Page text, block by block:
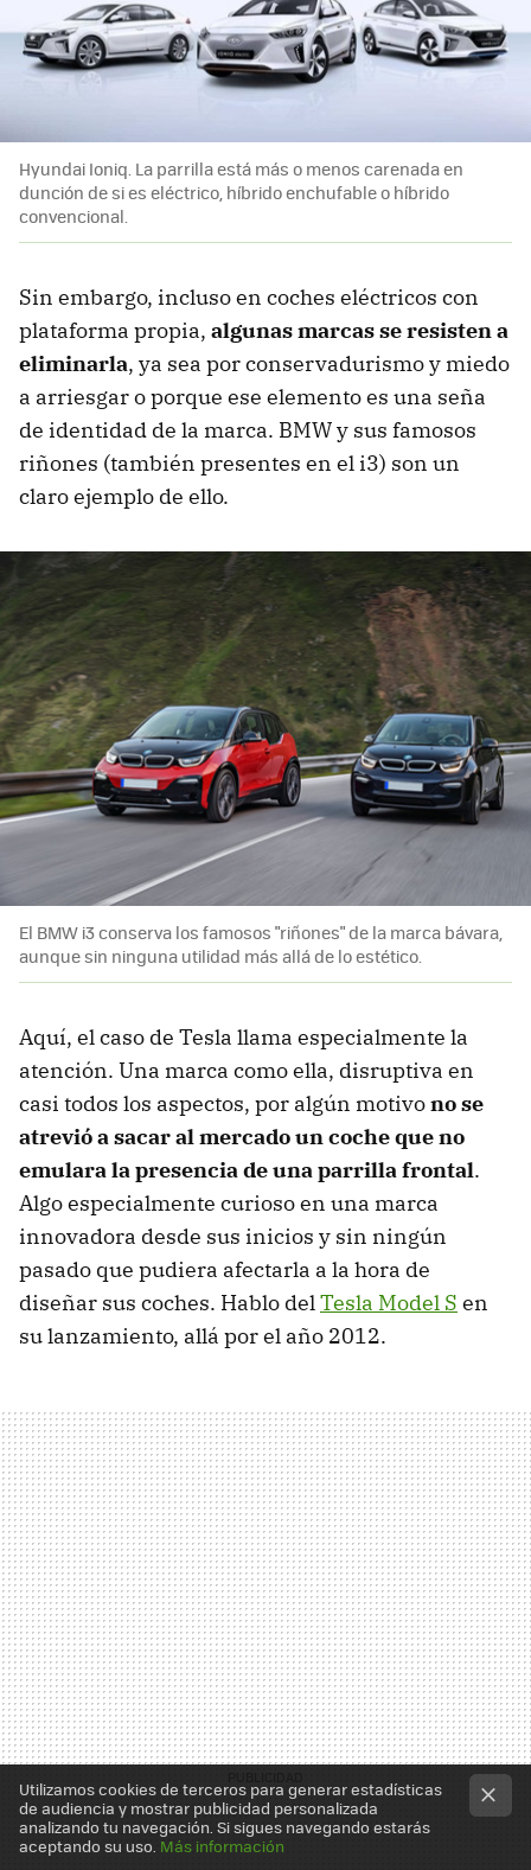
Hyundai Ioniq. La parrilla está más o menos carenada en
dunción de si es eléctrico, híbrido enchufable o híbrido
convencional.
Sin embargo, incluso en coches eléctricos con
plataforma propia, algunas marcas se resisten a
eliminarla, ya sea por conservadurismo y miedo
a arriesgar o porque ese elemento es una seña
de identidad de la marca. BMW y sus famosos
riñones (también presentes en el i3) son un
claro ejemplo de ello.
El BMW i3 conserva los famosos "riñones" de la marca bávara,
aunque sin ninguna utilidad más allá de lo estético.
Aquí, el caso de Tesla llama especialmente la
atención. Una marca como ella, disruptiva en
casi todos los aspectos, por algún motivono se
atrevió a sacar al mercado un coche que no
emulara la presencia de una parrilla frontal.
Algo especialmente curioso en una marca
innovadora desde sus inicios y sin ningún
pasado que pudiera afectarla a la hora de
diseñar sus coches. Hablo delTesla Model S en
su lanzamiento, allá por el año 2012.
Utilizamos cookies de terceros para generar estadísticas
de audiencia y mostrar publicidad personalizada
analizando tu navegación. Si sigues navegando estarás
aceptando su uso. Más información